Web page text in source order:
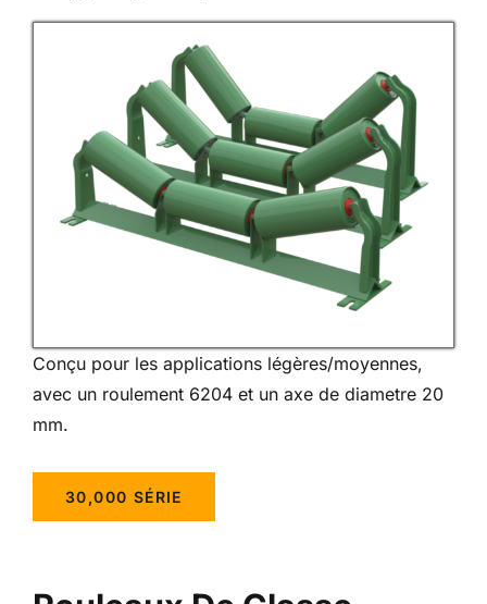
Conçu pour les applications légères/moyennes,
avec un roulement 6204 et un axe de diametre 20
mm.
30,000 SÉRIE